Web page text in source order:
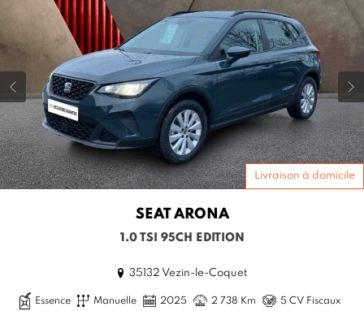
Livraison à domicile
SEATARONA
1.0 TSI 95CH EDITION
35132 Vezin-le-Coquet
Essence Manuelle 2025 2 738 Km 5 CV Fiscaux